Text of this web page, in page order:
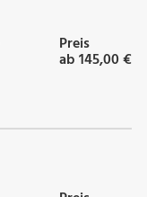
Preis
ab 145,00 €